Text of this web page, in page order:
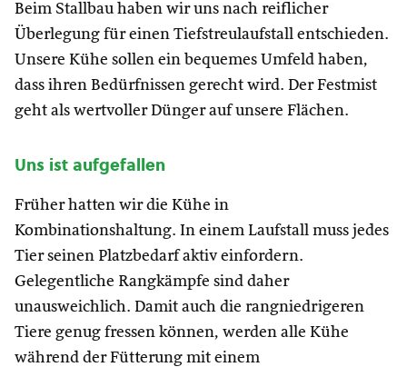
Beim Stallbau haben wir uns nach reiflicher
Überlegung für einen Tiefstreulaufstall entschieden.
Unsere Kühe sollen ein bequemes Umfeld haben,
dass ihren Bedürfnissen gerecht wird. Der Festmist
geht als wertvoller Dünger auf unsere Flächen.
Uns ist aufgefallen
Früher hatten wir die Kühe in
Kombinationshaltung. In einem Laufstall muss jedes
Tier seinen Platzbedarf aktiv einfordern.
Gelegentliche Rangkämpfe sind daher
unausweichlich. Damit auch die rangniedrigeren
Tiere genug fressen können, werden alle Kühe
während der Fütterung mit einem